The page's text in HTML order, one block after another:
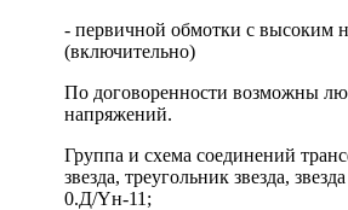
- первичной обмотки с высоким
(включительно)
По договоренности возможны
напряжений.
Группа и схема соединений
звезда, треугольник звезда,
0.Д/Yн-11;